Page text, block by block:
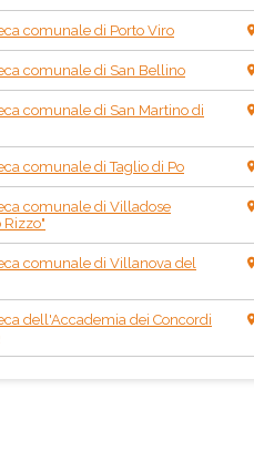
comunale di Porto Viro
comunale di San Bellino
comunale di San Martino di
comunale di Taglio di Po
comunale di Villadose
Rizzo"
comunale di Villanova del
dell'Accademia dei Concordi